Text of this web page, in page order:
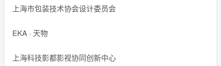
上海市包装技术协会设计委员会
EKA · 天物
上海科技影都影视协同创新中心